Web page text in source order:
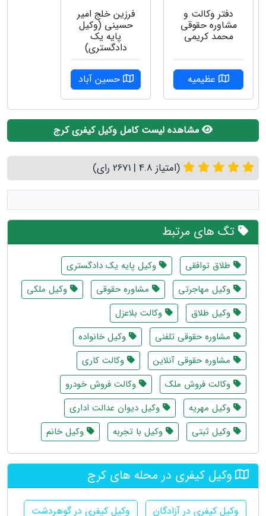
دفتر وکالت و
مشاوره حقوقی
محمد کریمی
عظیمیه
فرزین خلج امیر
حسینی (وکیل
پایه یک
دادگستری)
حسین آباد
مشاهده لیست کامل وکیل کیفری کرج
(امتیاز 4.8 | 2671 رای)
تگ های مرتبط
طلاق توافقی
وکیل پایه یک دادگستری
وکیل مهاجرتی
مشاوره حقوقی
وکیل ملکی
وکیل طلاق
وکالت بلاعزل
مشاوره حقوقی تلفنی
وکیل خانواده
مشاوره حقوقی آنلاین
وکالت کاری
وکالت فروش ملک
وکالت فروش خودرو
وکیل مهریه
وکیل دیوان عدالت اداری
وکیل ثبتی
وکیل با تجربه وکیل خانم
وکیل کیفری در محله های کرج
وکیل کیفری در آزادگان
وکیل کیفری در گوهردشت